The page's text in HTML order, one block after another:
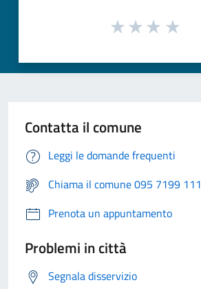
Contatta il comune
Leggi le domande frequenti
Chiama il comune 095 7199 111
Prenota un appuntamento
Problemi in città
Segnala disservizio